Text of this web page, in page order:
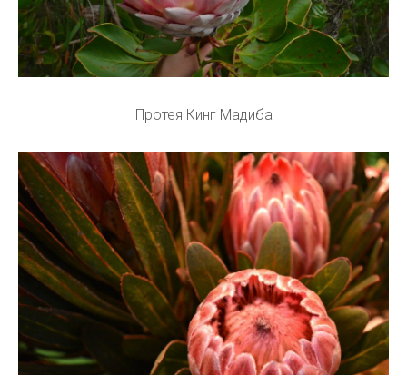
Протея Кинг Мадиба